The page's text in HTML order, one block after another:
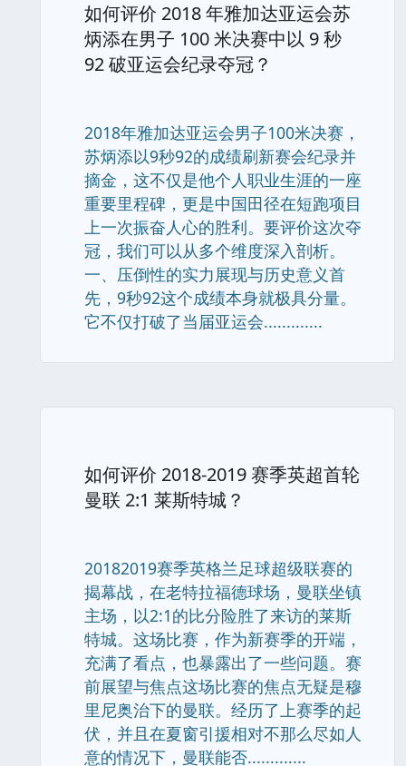
如何评价 2018 年雅加达亚运会苏
炳添在男子 100 米决赛中以 9 秒
92 破亚运会纪录夺冠？
2018年雅加达亚运会男子100米决赛，
苏炳添以9秒92的成绩刷新赛会纪录并
摘金，这不仅是他个人职业生涯的一座
重要里程碑，更是中国田径在短跑项目
上一次振奋人心的胜利。要评价这次夺
冠，我们可以从多个维度深入剖析。
一、压倒性的实力展现与历史意义首
先，9秒92这个成绩本身就极具分量。
它不仅打破了当届亚运会.............
如何评价 2018-2019 赛季英超首轮
曼联 2:1 莱斯特城？
20182019赛季英格兰足球超级联赛的
揭幕战，在老特拉福德球场，曼联坐镇
主场，以2:1的比分险胜了来访的莱斯
特城。这场比赛，作为新赛季的开端，
充满了看点，也暴露出了一些问题。赛
前展望与焦点这场比赛的焦点无疑是穆
里尼奥治下的曼联。经历了上赛季的起
伏，并且在夏窗引援相对不那么尽如人
意的情况下，曼联能否.............